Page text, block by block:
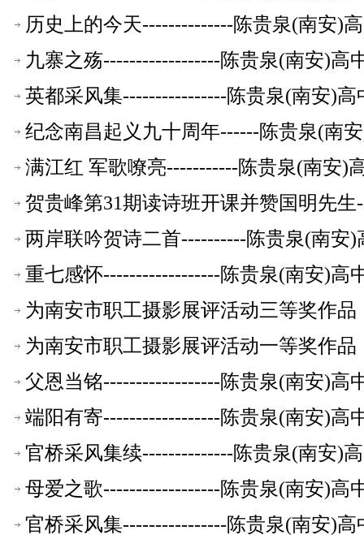
历史上的今天--------------陈贵泉(南安)
九寨之殇------------------陈贵泉(南安)高
英都采风集----------------陈贵泉(南安)高
纪念南昌起义九十周年------陈贵泉(南
满江红 军歌嘹亮-----------陈贵泉(南安)
贺贵峰第31期读诗班开课并赞国明先
两岸联吟贺诗二首----------陈贵泉(南安)
重七感怀------------------陈贵泉(南安)高
为南安市职工摄影展评活动三等奖作
友文萃】
为南安市职工摄影展评活动一等奖作
【校友文萃】
父恩当铭------------------陈贵泉(南安)高
端阳有寄------------------陈贵泉(南安)高
官桥采风集续--------------陈贵泉(南安)
母爱之歌------------------陈贵泉(南安)高
官桥采风集----------------陈贵泉(南安)高